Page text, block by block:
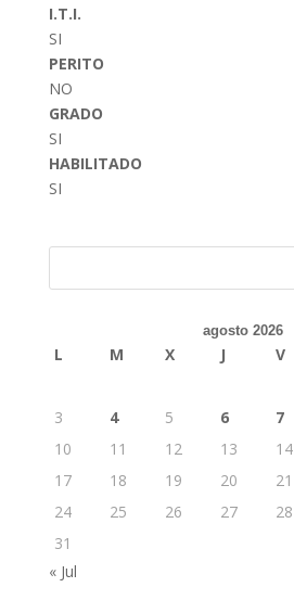
I.T.I.
SI
PERITO
NO
GRADO
SI
HABILITADO
SI
agosto 2026
L M X J V
3
4 5 6 7
10
11 12 13 14
17
18 19 20 21
24
25 26 27 28
31
« Jul